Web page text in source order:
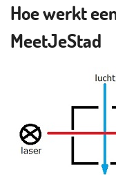
Hoe werkt
MeetJeStad